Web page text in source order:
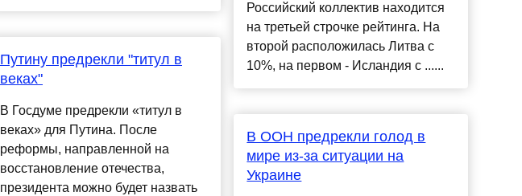
Путину предрекли "титул в
веках"
В Госдуме предрекли «титул в
веках» для Путина. После
реформы, направленной на
восстановление отечества,
президента можно будет назвать
Российский коллектив находится
на третьей строчке рейтинга. На
второй расположилась Литва с
10%, на первом - Исландия с ......
В ООН предрекли голод в
мире из-за ситуации на
Украине